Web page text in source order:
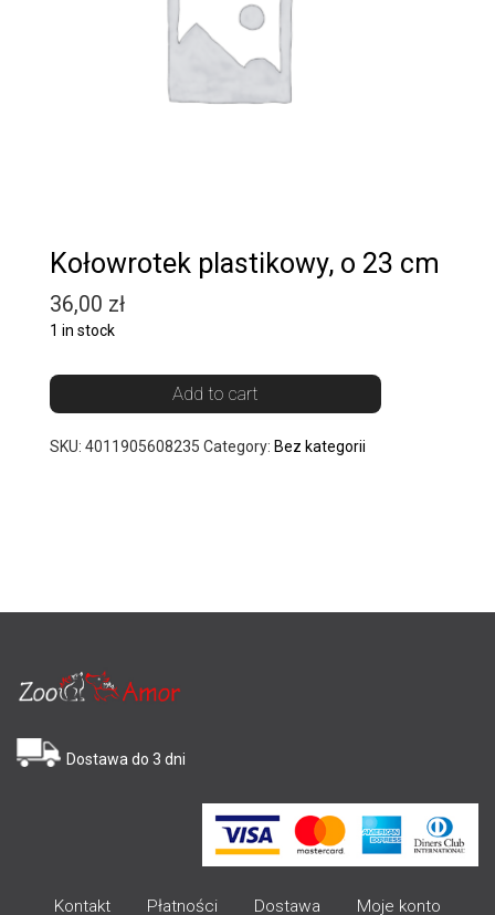
Kołowrotek plastikowy, o 23 cm
36,00 zł
1 in stock
Add to cart
SKU: 4011905608235 Category: Bez kategorii
Dostawa do 3 dni
Kontakt Płatności Dostawa Moje konto